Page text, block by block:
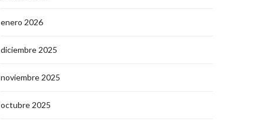
enero 2026
diciembre 2025
noviembre 2025
octubre 2025